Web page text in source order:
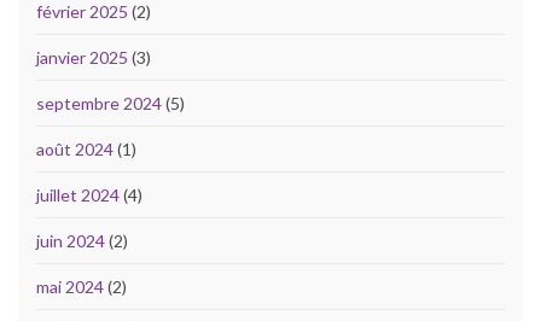
février 2025 (2)
janvier 2025 (3)
septembre 2024(5)
août 2024(1)
juillet 2024(4)
juin 2024(2)
mai 2024(2)